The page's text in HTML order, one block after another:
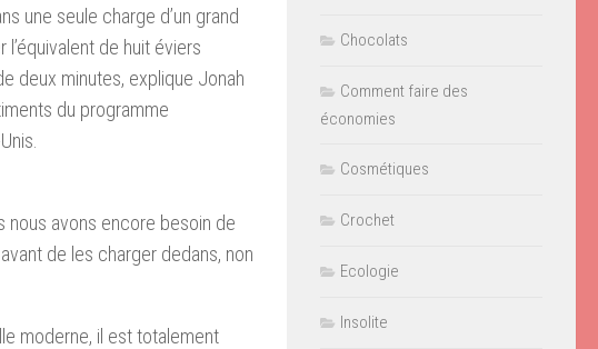
une seule charge d’un grand
l’équivalent de huit éviers
deux minutes, explique Jonah
du programme
nous avons encore besoin de
de les charger dedans, non
moderne, il est totalement
Chocolats
Comment faire des
économies
Cosmétiques
Crochet
Ecologie
Insolite